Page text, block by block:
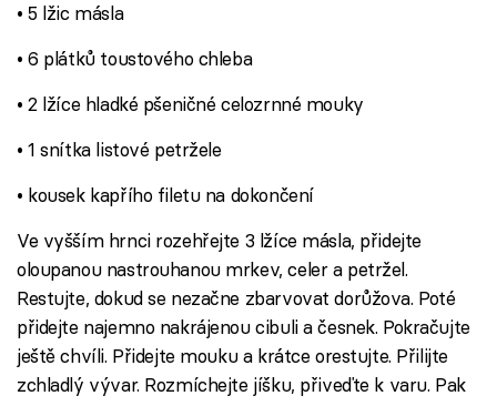
• 5 lžic másla
• 6 plátků toustového chleba
• 2 lžíce hladké pšeničné celozrnné mouky
• 1 snítka listové petržele
• kousek kapřího filetu na dokončení
Ve vyšším hrnci rozehřejte 3 lžíce másla, přidejte
oloupanou nastrouhanou mrkev, celer a petržel.
Restujte, dokud se nezačne zbarvovat dorůžova. Poté
přidejte najemno nakrájenou cibuli a česnek. Pokračujte
ještě chvíli. Přidejte mouku a krátce orestujte. Přilijte
zchladlý vývar. Rozmíchejte jíšku, přiveďte k varu. Pak